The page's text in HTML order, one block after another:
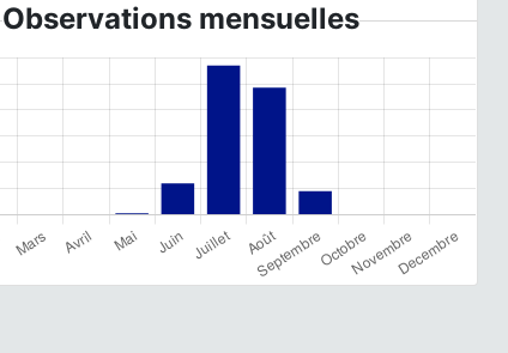
Observations mensuelles